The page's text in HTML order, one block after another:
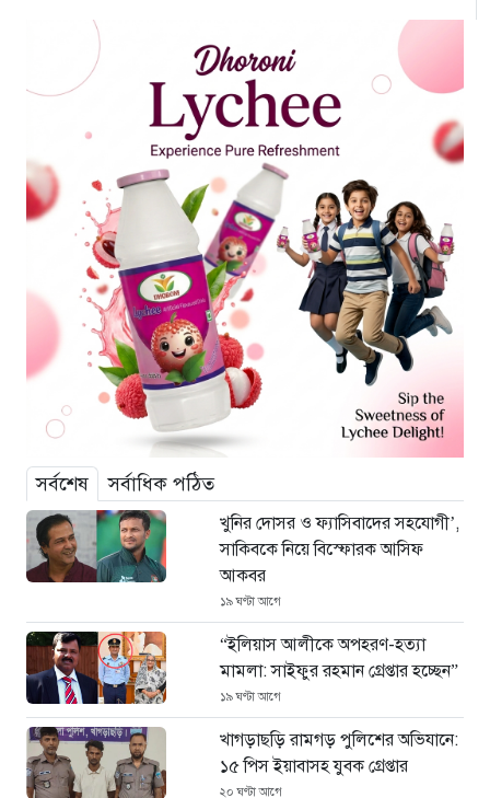
সর্বশেষ সর্বাধিক পঠিত
খুনির দোসর ও ফ্যাসিবাদের সহযোগী’,
সাকিবকে নিয়ে বিস্ফোরক আসিফ
আকবর
১৯ ঘণ্টা আগে
“ইলিয়াস আলীকে অপহরণ-হত্যা
মামলা: সাইফুর রহমান গ্রেপ্তার হচ্ছেন”
১৯ ঘণ্টা আগে
খাগড়াছড়ি রামগড় পুলিশের অভিযানে:
১৫ পিস ইয়াবাসহ যুবক গ্রেপ্তার
২০ ঘণ্টা আগে